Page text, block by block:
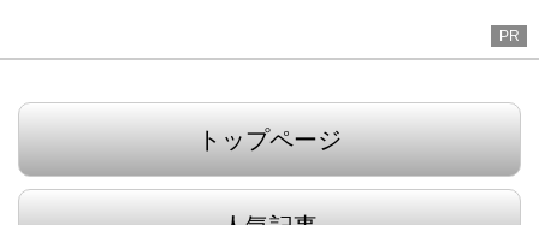
PR
トップページ